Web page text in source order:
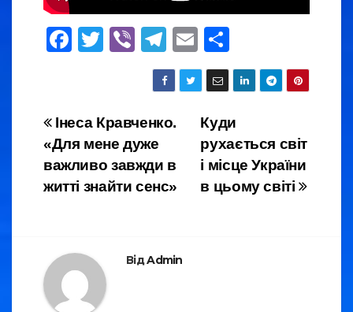
F
e
b
o
o
T
er
Vi
er
T
el
e
gr
m
E
m
ail
h
ar
e
Навігація
записів
Куди
рухається світ
і місце України
в цьому світі
Інеса Кравченко.
«Для мене дуже
важливо завжди в
житті знайти сенс»
ВідAdmin